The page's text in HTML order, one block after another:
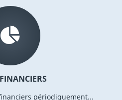
périodiquement...